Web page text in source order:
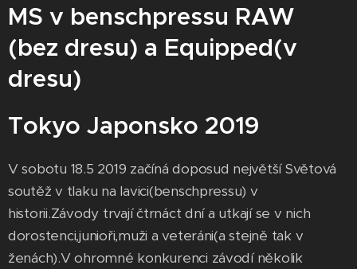
MS v benschpressu RAW
(bez dresu) a Equipped(v
dresu)
Tokyo Japonsko 2019
V sobotu 18.5 2019 začíná doposud největší Světová
soutěž v tlaku na lavici(benschpressu) v
historii.Závody trvají čtrnáct dní a utkají se v nich
dorostenci,junioři,muži a veteráni(a stejně tak v
ženách).V ohromné konkurenci závodí několik